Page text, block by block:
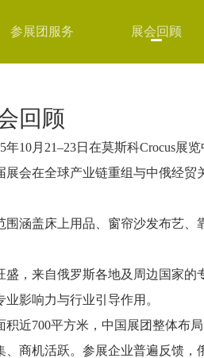
参展团服务 展会回顾
回顾
年10月21–23日在莫斯科Crocus展
会在全球产业链重组与中俄经贸
涵盖床上用品、窗帘沙发布艺
，来自俄罗斯各地及周边国家
影响力与行业引导作用。
近700平方米，中国展团整体布
、商机活跃。参展企业普遍反馈